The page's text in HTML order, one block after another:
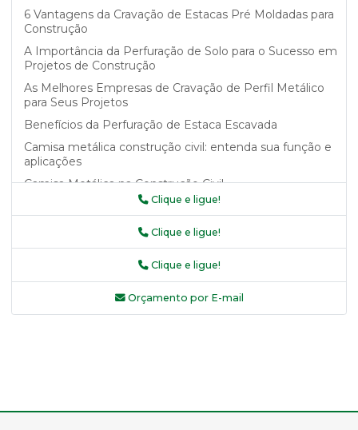
6 Vantagens da Cravação de Estacas Pré Moldadas para
Construção
A Importância da Perfuração de Solo para o Sucesso em
Projetos de Construção
As Melhores Empresas de Cravação de Perfil Metálico
para Seus Projetos
Benefícios da Perfuração de Estaca Escavada
Camisa metálica construção civil: entenda sua função e
aplicações
Camisa Metálica na Construção Civil
Camisa metálica na construção civil como garantia de
segurança e durabilidade
Camisa Metálica na Construção Civil: Benefícios e
Camisa Metálica na Construção Civil: Saiba Mais
Camisa Metálica na Construção Civil: Vantagens e
Aplicações
Clique e ligue!
Clique e ligue!
Clique e ligue!
Orçamento por E-mail